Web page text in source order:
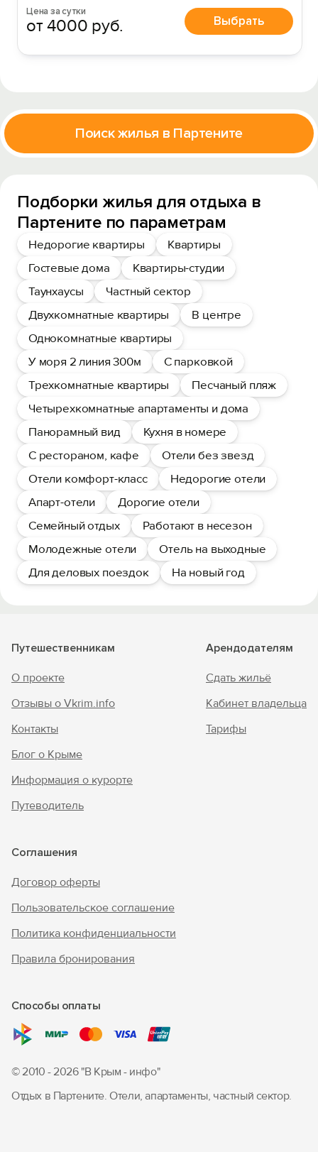
Цена за сутки
от 4000 руб. Выбрать
Поиск жилья в Партените
Подборки жилья для отдыха в
Партените по параметрам
Недорогие квартиры
Квартиры
Гостевые дома
Квартиры-студии
Таунхаусы
Частный сектор
Двухкомнатные квартиры
В центре
Однокомнатные квартиры
У моря 2 линия 300м
С парковкой
Трехкомнатные квартиры
Песчаный пляж
Четырехкомнатные апартаменты и дома
Панорамный вид
Кухня в номере
С рестораном, кафе
Отели без звезд
Отели комфорт-класс
Недорогие отели
Апарт-отели
Дорогие отели
Семейный отдых
Работают в несезон
Молодежные отели
Отель на выходные
Для деловых поездок
На новый год
Путешественникам
О проекте
Отзывы о Vkrim.info
Контакты
Блог о Крыме
Информация о курорте
Путеводитель
Арендодателям
Сдать жильё
Кабинет владельца
Тарифы
Соглашения
Договор оферты
Пользовательское соглашение
Политика конфиденциальности
Правила бронирования
Способы оплаты
© 2010 - 2026 "В Крым - инфо"
Отдых в Партените. Отели, апартаменты, частный сектор.